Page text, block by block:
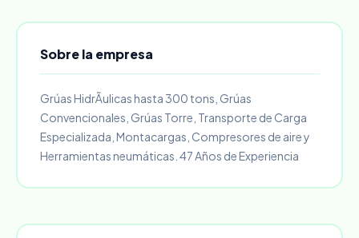
Sobre la empresa
Grúas HidrÃulicas hasta 300 tons, Grúas
Convencionales, Grúas Torre, Transporte de Carga
Especializada, Montacargas, Compresores de aire y
Herramientas neumáticas. 47 Años de Experiencia